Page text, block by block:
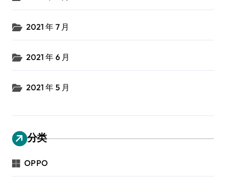
2021 年 7 月
2021 年 6 月
2021 年 5 月
分类
OPPO